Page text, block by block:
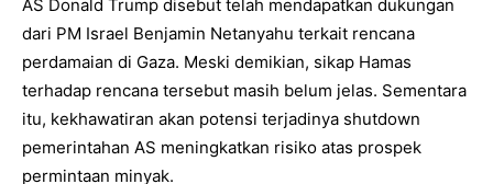
AS Donald Trump disebut telah mendapatkan dukungan
dari PM Israel Benjamin Netanyahu terkait rencana
perdamaian di Gaza. Meski demikian, sikap Hamas
terhadap rencana tersebut masih belum jelas. Sementara
itu, kekhawatiran akan potensi terjadinya shutdown
pemerintahan AS meningkatkan risiko atas prospek
permintaan minyak.